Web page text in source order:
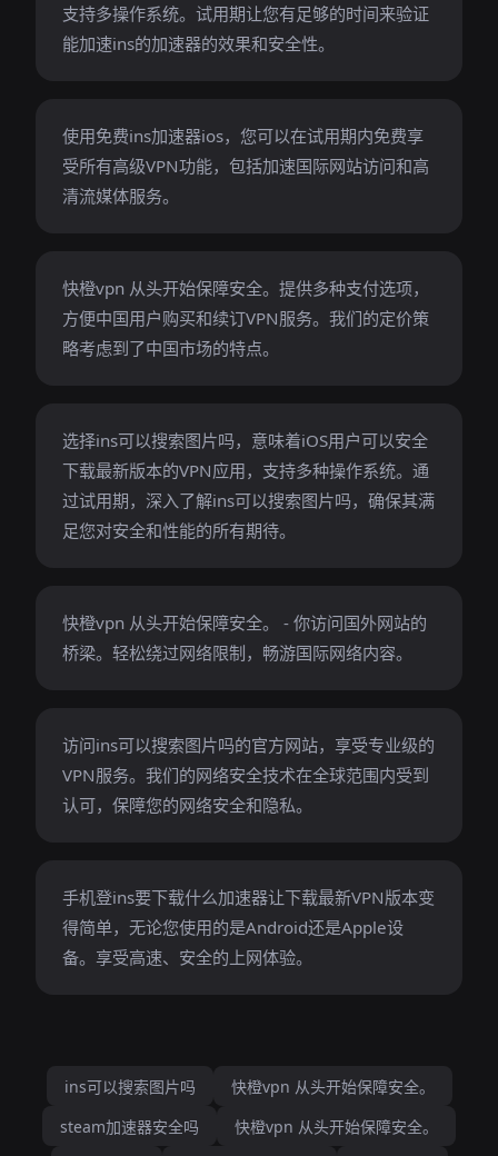
支持多操作系统。试用期让您有足够的时间来验证
能加速ins的加速器的效果和安全性。
使用免费ins加速器ios，您可以在试用期内免费享
受所有高级VPN功能，包括加速国际网站访问和高
清流媒体服务。
快橙vpn 从头开始保障安全。提供多种支付选项，
方便中国用户购买和续订VPN服务。我们的定价策
略考虑到了中国市场的特点。
选择ins可以搜索图片吗，意味着iOS用户可以安全
下载最新版本的VPN应用，支持多种操作系统。通
过试用期，深入了解ins可以搜索图片吗，确保其满
足您对安全和性能的所有期待。
快橙vpn 从头开始保障安全。 - 你访问国外网站的
桥梁。轻松绕过网络限制，畅游国际网络内容。
访问ins可以搜索图片吗的官方网站，享受专业级的
VPN服务。我们的网络安全技术在全球范围内受到
认可，保障您的网络安全和隐私。
手机登ins要下载什么加速器让下载最新VPN版本变
得简单，无论您使用的是Android还是Apple设
备。享受高速、安全的上网体验。
ins可以搜索图片吗
快橙vpn 从头开始保障安全。
steam加速器安全吗
快橙vpn 从头开始保障安全。